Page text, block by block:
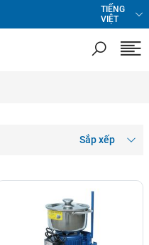
TIẾNG
VIỆT
Sắp xếp